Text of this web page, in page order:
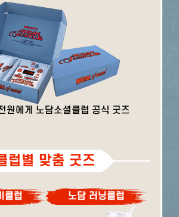
원에게 노담소셜클럽 공식 굿즈
럽별 맞춤 굿즈
클럽 노담 러닝클럽